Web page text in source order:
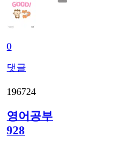
0
댓글
196724
영어공부
928